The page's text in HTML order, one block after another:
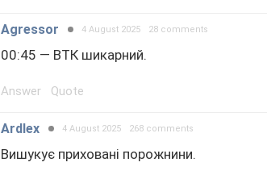
Agressor 4 August 2025 28 comments
00:45 — ВТК шикарний.
Answer Quote
Ardlex 4 August 2025 268 comments
Вишукує приховані порожнини.